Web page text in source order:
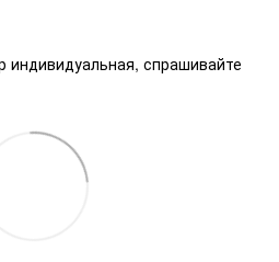
индивидуальная, спрашивайте